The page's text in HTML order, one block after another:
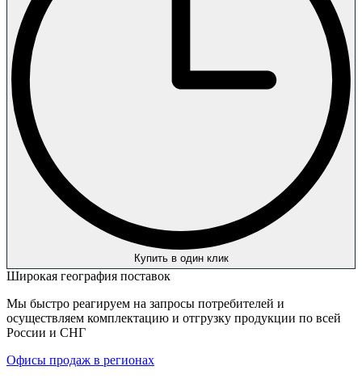
Купить в один клик
Широкая география поставок
Мы быстро реагируем на запросы потребителей и
осуществляем комплектацию и отгрузку продукции по всей
России и СНГ
Офисы продаж в регионах